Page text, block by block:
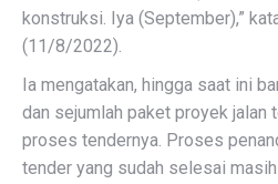
konstruksi. Iya (September),”
(11/8/2022).
Ia mengatakan, hingga saat ini
dan sejumlah paket proyek jalan
proses tendernya. Proses
tender yang sudah selesai